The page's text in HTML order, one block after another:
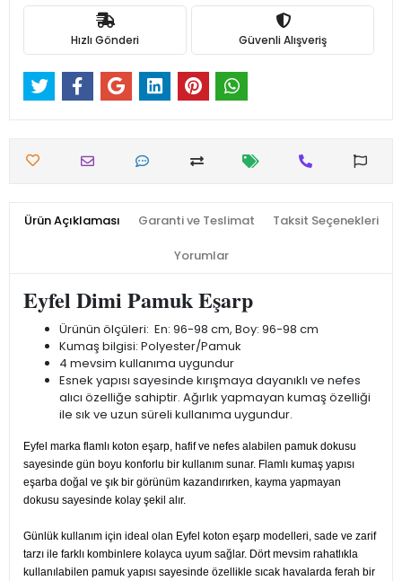
Hızlı Gönderi Güvenli Alışveriş
Ürün Açıklaması Garanti ve Teslimat Taksit Seçenekleri
Yorumlar
Eyfel Dimi Pamuk Eşarp
Ürünün ölçüleri: En: 96-98 cm, Boy: 96-98 cm
Kumaş bilgisi: Polyester/Pamuk
4 mevsim kullanıma uygundur
Esnek yapısı sayesinde kırışmaya dayanıklı ve nefes
alıcı özelliğe sahiptir. Ağırlık yapmayan kumaş özelliği
ile sık ve uzun süreli kullanıma uygundur.
Eyfel marka flamlı koton eşarp, hafif ve nefes alabilen pamuk dokusu
sayesinde gün boyu konforlu bir kullanım sunar. Flamlı kumaş yapısı
eşarba doğal ve şık bir görünüm kazandırırken, kayma yapmayan
dokusu sayesinde kolay şekil alır.
Günlük kullanım için ideal olan Eyfel koton eşarp modelleri, sade ve zarif
tarzı ile farklı kombinlere kolayca uyum sağlar. Dört mevsim rahatlıkla
kullanılabilen pamuk yapısı sayesinde özellikle sıcak havalarda ferah bir